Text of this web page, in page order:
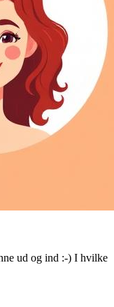
ud og ind :-) I hvilke